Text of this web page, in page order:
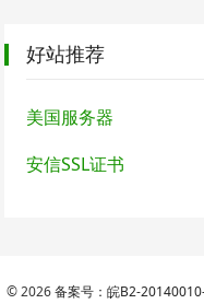
好站推荐
美国服务器
安信SSL证书
© 2026备案号：皖B2-